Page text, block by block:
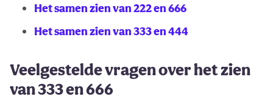
Het samen zien van 222 en 666
Het samen zien van 333 en 444
Veelgestelde vragen over het zien
van 333 en 666